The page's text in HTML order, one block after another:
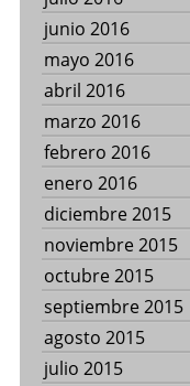
junio 2016
mayo 2016
abril 2016
marzo 2016
febrero 2016
enero 2016
diciembre 2015
noviembre 2015
octubre 2015
septiembre 2015
agosto 2015
julio 2015